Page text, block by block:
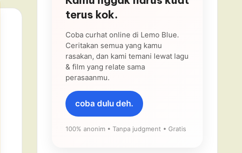
terus kok.
Coba curhat online di Lemo Blue.
Ceritakan semua yang kamu
rasakan, dan kami temani lewat lagu
& film yang relate sama
perasaanmu.
coba dulu deh.
100% anonim • Tanpa judgment • Gratis